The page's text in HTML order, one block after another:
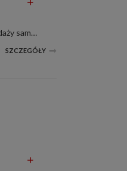
1987 ccm, szary, Witajcie w Poleasingowe.pl! Jesteśmy liderem sprzedaży samochodów poleasingowych, poflotowych i powindykacyjnych. Mamy dla was świetną okazję! Zobaczcie LEXUS UX 200 wraz z raportami stanu technicznego. W razie jakichkolwiek pyt...
SZCZEGÓŁY